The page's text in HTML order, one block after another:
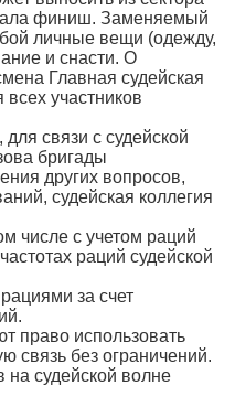
финиш. Заменяемый
личные вещи (одежду,
и снасти. О
Главная судейская
участников
связи с судейской
бригады
других вопросов,
судейская коллегия
числе с учетом раций
раций судейской
за счет
право использовать
связь без ограничений.
на судейской волне